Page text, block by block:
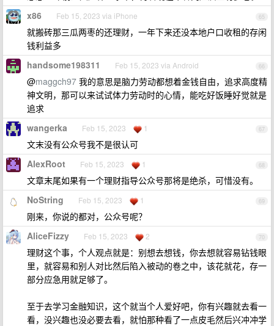
65
x86 Feb 15, 2023 via iPhone
就搬砖那三瓜两枣的还理财，一年下来还没本地户口收租的存闲
钱利益多
66
handsome198311 Feb 15, 2023 via Android
@maggch97 我的意思是脑力劳动都想着金钱自由，追求高度精
神文明，那可以来试试体力劳动时的心情，能吃好饭睡好觉就是
追求
67
wangerka Feb 15, 2023 1
文末没有公众号我不是很认可
68
AlexRoot Feb 15, 2023 1
文章末尾如果有一个理财指导公众号那将是绝杀，可惜没有。
69
NoString Feb 15, 2023 1
刚来，你说的都对，公众号呢？
70
AliceFizzy Feb 15, 2023 2
理财这个事，个人观点就是：别想去想钱，你去想就容易钻钱眼
里，就容易和别人对比然后陷入被动的卷之中，该花就花，存一
部分应急用就足够了。
至于去学习金融知识，这个就当个人爱好吧，你有兴趣就去看一
看，没兴趣也没必要去看，就怕那种看了一点皮毛然后兴冲冲学